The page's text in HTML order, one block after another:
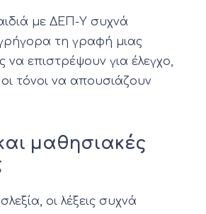
με ΔΕΠ-Υ συχνά
τη γραφή μιας
επιστρέψουν για έλεγχο,
τόνοι να απουσιάζουν
μαθησιακές
οι λέξεις συχνά